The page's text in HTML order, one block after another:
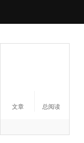
文章 总阅读